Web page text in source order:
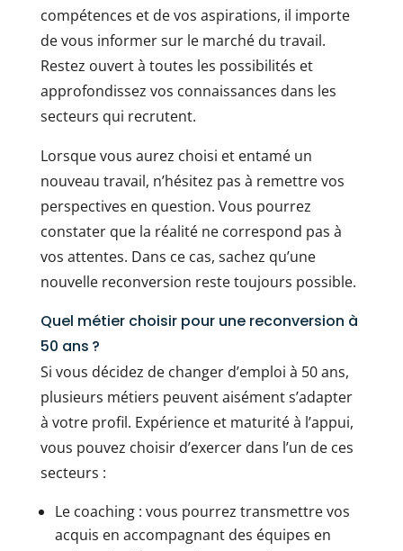
compétences et de vos aspirations, il importe
de vous informer sur le marché du travail.
Restez ouvert à toutes les possibilités et
approfondissez vos connaissances dans les
secteurs qui recrutent.
Lorsque vous aurez choisi et entamé un
nouveau travail, n’hésitez pas à remettre vos
perspectives en question. Vous pourrez
constater que la réalité ne correspond pas à
vos attentes. Dans ce cas, sachez qu’une
nouvelle reconversion reste toujours possible.
Quel métier choisir pour une reconversion à
50 ans ?
Si vous décidez de changer d’emploi à 50 ans,
plusieurs métiers peuvent aisément s’adapter
à votre profil. Expérience et maturité à l’appui,
vous pouvez choisir d’exercer dans l’un de ces
secteurs :
Le coaching : vous pourrez transmettre vos
acquis en accompagnant des équipes en